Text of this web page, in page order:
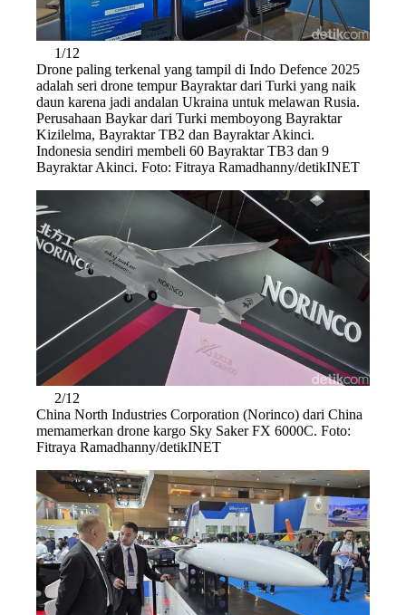
1/12
Drone paling terkenal yang tampil di Indo Defence 2025
adalah seri drone tempur Bayraktar dari Turki yang naik
daun karena jadi andalan Ukraina untuk melawan Rusia.
Perusahaan Baykar dari Turki memboyong Bayraktar
Kizilelma, Bayraktar TB2 dan Bayraktar Akinci.
Indonesia sendiri membeli 60 Bayraktar TB3 dan 9
Bayraktar Akinci. Foto: Fitraya Ramadhanny/detikINET
2/12
China North Industries Corporation (Norinco) dari China
memamerkan drone kargo Sky Saker FX 6000C. Foto:
Fitraya Ramadhanny/detikINET